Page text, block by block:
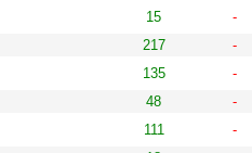
15 -
217 -
135 -
48 -
111 -